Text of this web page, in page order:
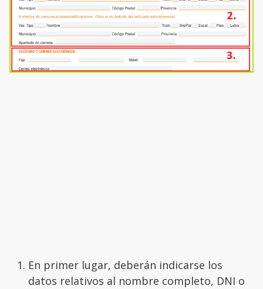
En primer lugar, deberán indicarse los
datos relativos al nombre completo, DNI o